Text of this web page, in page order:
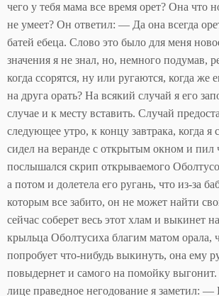
чего у тебя мама все время орет? Она что
не умеет? Он ответил: — Да она всегда
батей ебеца. Слово это было для меня
значения я не знал, но, немного подумав,
когда ссорятся, ну или ругаются, когда же
на друга орать? На всякий случай я его
случае и к месту вставить. Случай
следующее утро, к концу завтрака, когда
сидел на веранде с открытым окном и пил
послышался скрип открываемого
а потом и долетела его ругань, что из-за
которым все забито, он не может найти
сейчас соберет весь этот хлам и выкинет
крыльца Оболтусиха благим матом орала,
попробует что-нибудь выкинуть, она ему
повыдернет и самого на помойку выгонит.
лице праведное негодование я заметил: